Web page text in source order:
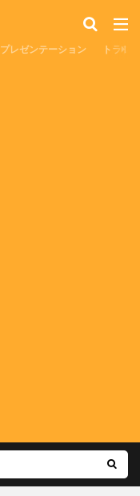
プレゼンテーション トラブ